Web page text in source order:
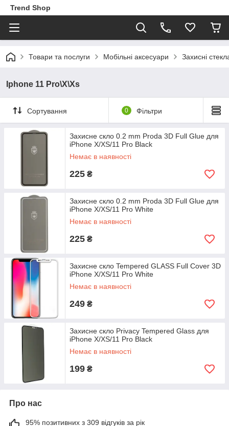
Trend Shop
Товари та послуги Мобільні аксесуари Захисні
Iphone 11 Pro\X\Xs
Сортування 0 Фільтри
Захисне скло 0.2 mm Proda 3D Full Glue для
iPhone X/XS/11 Pro Black
Немає в наявності
225 ₴
Захисне скло 0.2 mm Proda 3D Full Glue для
iPhone X/XS/11 Pro White
Немає в наявності
225 ₴
Захисне скло Tempered GLASS Full Cover 3D
iPhone X/XS/11 Pro White
Немає в наявності
249 ₴
Захисне скло Privacy Tempered Glass для
iPhone X/XS/11 Pro Black
Немає в наявності
199 ₴
Про нас
95% позитивних з 309 відгуків за рік